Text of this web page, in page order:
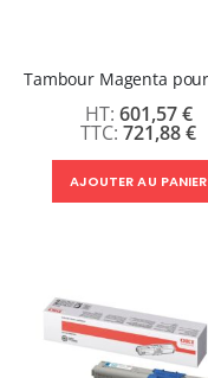
721,88 €
601,57 €
AJOUTER AU PANIER